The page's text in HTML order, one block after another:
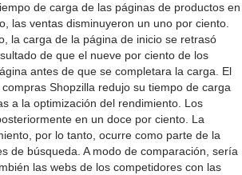
de carga de las páginas de productos en
las ventas disminuyeron un uno por ciento.
la carga de la página de inicio se retrasó
de que el nueve por ciento de los
antes de que se completara la carga. El
Shopzilla redujo su tiempo de carga
a la optimización del rendimiento. Los
en un doce por ciento. La
por lo tanto, ocurre como parte de la
de búsqueda. A modo de comparación, sería
las webs de los competidores con las